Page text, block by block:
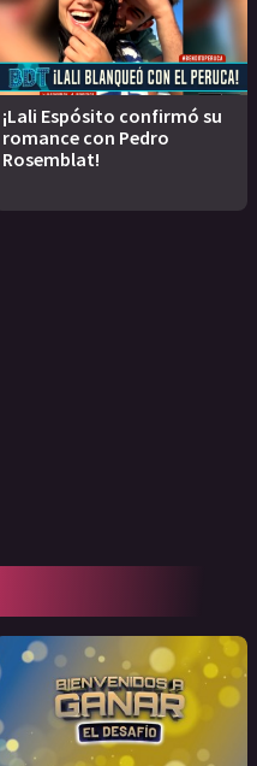
¡Lali Espósito confirmó su
romance con Pedro
Rosemblat!